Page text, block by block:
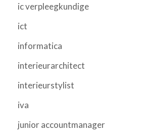
ic verpleegkundige
ict
informatica
interieurarchitect
interieurstylist
iva
junior accountmanager